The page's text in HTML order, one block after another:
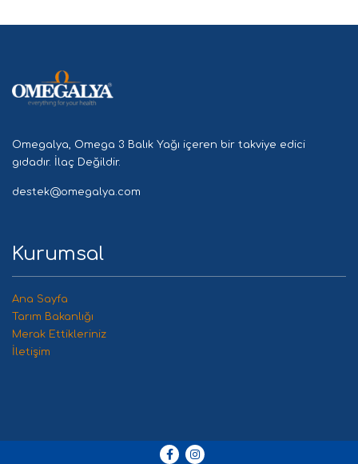
Omegalya, Omega 3 Balık Yağı içeren bir takviye edici
gıdadır. İlaç Değildir.
destek@omegalya.com
Kurumsal
Ana Sayfa
Tarım Bakanlığı
Merak Ettikleriniz
İletişim